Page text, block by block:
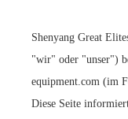
Shenyang Great
"wir" oder "unser")
equipment.com (im
Diese Seite